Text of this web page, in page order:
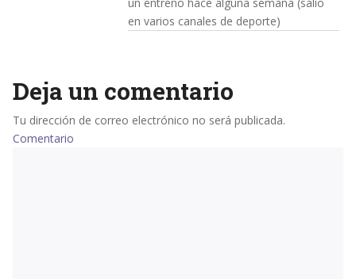
en varios canales de deporte)
Deja un comentario
Tu dirección de correo electrónico no será publicada.
Comentario